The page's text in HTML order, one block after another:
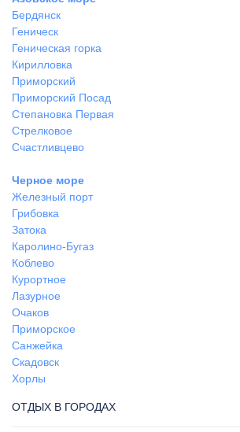
Бердянск
Геническ
Геническая горка
Кирилловка
Приморский
Приморский Посад
Степановка Первая
Стрелковое
Счастливцево
Черное море
Железный порт
Грибовка
Затока
Каролино-Бугаз
Коблево
Курортное
Лазурное
Очаков
Приморское
Санжейка
Скадовск
Хорлы
ОТДЫХ В ГОРОДАХ